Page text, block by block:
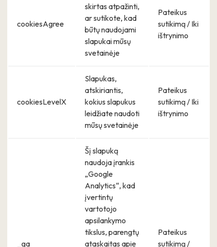
cookiesAgree
skirtas atpažinti,
ar sutikote, kad
būtų naudojami
slapukai mūsų
svetainėje
Pateikus
sutikimą / Iki
ištrynimo
cookiesLevelX
Slapukas,
atskiriantis,
kokius slapukus
leidžiate naudoti
mūsų svetainėje
Pateikus
sutikimą / Iki
ištrynimo
_ga
Šį slapuką
naudoja įrankis
„Google
Analytics“, kad
įvertintų
vartotojo
apsilankymo
tikslus, parengtų
ataskaitas apie
Pateikus
sutikimą /